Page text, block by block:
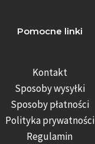
Pomocne linki
Kontakt
Sposoby wysyłki
Sposoby płatności
Polityka prywatności
Regulamin